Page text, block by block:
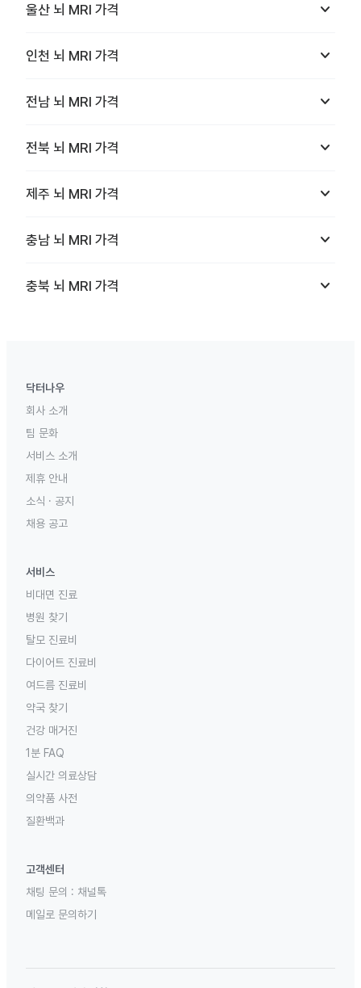
울산 뇌 MRI 가격 keyboard_arrow_down
인천 뇌 MRI 가격 keyboard_arrow_down
전남 뇌 MRI 가격 keyboard_arrow_down
전북 뇌 MRI 가격 keyboard_arrow_down
제주 뇌 MRI 가격 keyboard_arrow_down
충남 뇌 MRI 가격 keyboard_arrow_down
충북 뇌 MRI 가격 keyboard_arrow_down
닥터나우
회사 소개
팀 문화
서비스 소개
제휴 안내
소식 · 공지
채용 공고
서비스
비대면 진료
병원 찾기
탈모 진료비
다이어트 진료비
여드름 진료비
약국 찾기
건강 매거진
1분 FAQ
실시간 의료상담
의약품 사전
질환백과
고객센터
채팅 문의 : 채널톡
메일로 문의하기